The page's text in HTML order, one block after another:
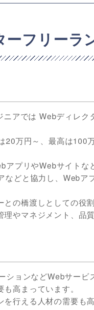
フリーラ
アでは Webディレ
20万円～、最高は100万
プリやWebサイトな
どと協力し、Webア
の橋渡しとしての役
やマネジメント、品
ションなどWebサー
高まっています。
行える人材の需要も